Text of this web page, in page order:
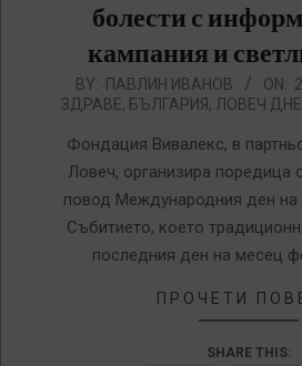
болести с
кампания и
2026-
02-
BY: ПАВЛИН ИВАНОВ ON:
ЗДРАВЕ, БЪЛГАРИЯ, ЛОВЕЧ
Фондация Вивалекс, в
Ловеч, организира поредица
повод Международния ден на
Събитието, което
последния ден на месец
ПРОЧЕТИ
SHARE THIS: